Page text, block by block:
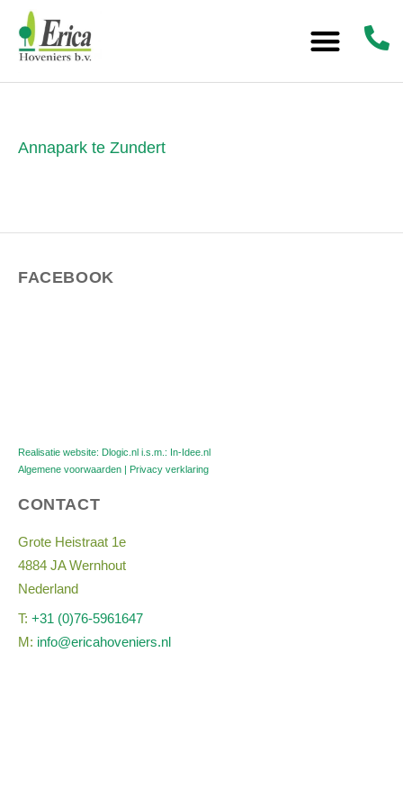
Annapark te Zundert
FACEBOOK
Realisatie website: Dlogic.nl i.s.m.: In-Idee.nl
Algemene voorwaarden | Privacy verklaring
CONTACT
Grote Heistraat 1e
4884 JA Wernhout
Nederland
T: +31 (0)76-5961647
M: info@ericahoveniers.nl